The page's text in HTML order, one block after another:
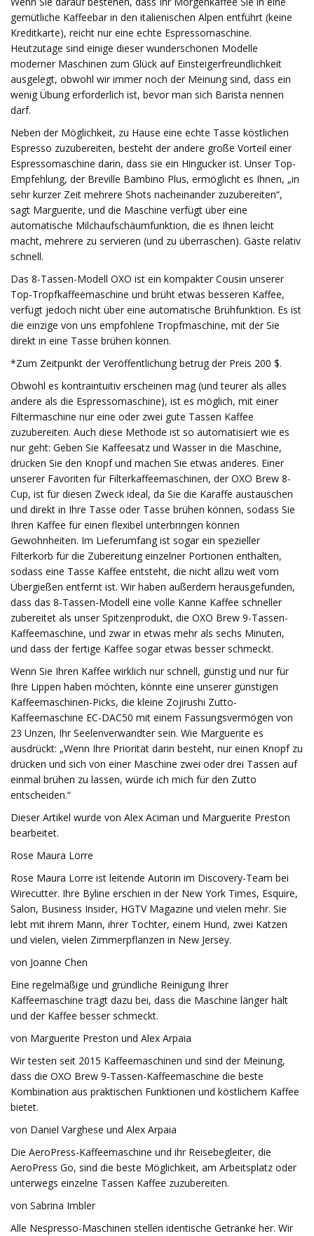
gemütliche Kaffeebar in den italienischen Alpen entführt (keine
Kreditkarte), reicht nur eine echte Espressomaschine.
Heutzutage sind einige dieser wunderschönen Modelle
moderner Maschinen zum Glück auf Einsteigerfreundlichkeit
ausgelegt, obwohl wir immer noch der Meinung sind, dass ein
wenig Übung erforderlich ist, bevor man sich Barista nennen
darf.
Neben der Möglichkeit, zu Hause eine echte Tasse köstlichen
Espresso zuzubereiten, besteht der andere große Vorteil einer
Espressomaschine darin, dass sie ein Hingucker ist. Unser Top-
Empfehlung, der Breville Bambino Plus, ermöglicht es Ihnen, „in
sehr kurzer Zeit mehrere Shots nacheinander zuzubereiten“,
sagt Marguerite, und die Maschine verfügt über eine
automatische Milchaufschäumfunktion, die es Ihnen leicht
macht, mehrere zu servieren (und zu überraschen). Gäste relativ
schnell.
Das 8-Tassen-Modell OXO ist ein kompakter Cousin unserer
Top-Tropfkaffeemaschine und brüht etwas besseren Kaffee,
verfügt jedoch nicht über eine automatische Brühfunktion. Es ist
die einzige von uns empfohlene Tropfmaschine, mit der Sie
direkt in eine Tasse brühen können.
*Zum Zeitpunkt der Veröffentlichung betrug der Preis 200 $.
Obwohl es kontraintuitiv erscheinen mag (und teurer als alles
andere als die Espressomaschine), ist es möglich, mit einer
Filtermaschine nur eine oder zwei gute Tassen Kaffee
zuzubereiten. Auch diese Methode ist so automatisiert wie es
nur geht: Geben Sie Kaffeesatz und Wasser in die Maschine,
drücken Sie den Knopf und machen Sie etwas anderes. Einer
unserer Favoriten für Filterkaffeemaschinen, der OXO Brew 8-
Cup, ist für diesen Zweck ideal, da Sie die Karaffe austauschen
und direkt in Ihre Tasse oder Tasse brühen können, sodass Sie
Ihren Kaffee für einen flexibel unterbringen können
Gewohnheiten. Im Lieferumfang ist sogar ein spezieller
Filterkorb für die Zubereitung einzelner Portionen enthalten,
sodass eine Tasse Kaffee entsteht, die nicht allzu weit vom
Übergießen entfernt ist. Wir haben außerdem herausgefunden,
dass das 8-Tassen-Modell eine volle Kanne Kaffee schneller
zubereitet als unser Spitzenprodukt, die OXO Brew 9-Tassen-
Kaffeemaschine, und zwar in etwas mehr als sechs Minuten,
und dass der fertige Kaffee sogar etwas besser schmeckt.
Wenn Sie Ihren Kaffee wirklich nur schnell, günstig und nur für
Ihre Lippen haben möchten, könnte eine unserer günstigen
Kaffeemaschinen-Picks, die kleine Zojirushi Zutto-
Kaffeemaschine EC-DAC50 mit einem Fassungsvermögen von
23 Unzen, Ihr Seelenverwandter sein. Wie Marguerite es
ausdrückt: „Wenn Ihre Priorität darin besteht, nur einen Knopf zu
drücken und sich von einer Maschine zwei oder drei Tassen auf
einmal brühen zu lassen, würde ich mich für den Zutto
entscheiden.“
Dieser Artikel wurde von Alex Aciman und Marguerite Preston
bearbeitet.
Rose Maura Lorre
Rose Maura Lorre ist leitende Autorin im Discovery-Team bei
Wirecutter. Ihre Byline erschien in der New York Times, Esquire,
Salon, Business Insider, HGTV Magazine und vielen mehr. Sie
lebt mit ihrem Mann, ihrer Tochter, einem Hund, zwei Katzen
und vielen, vielen Zimmerpflanzen in New Jersey.
von Joanne Chen
Eine regelmäßige und gründliche Reinigung Ihrer
Kaffeemaschine trägt dazu bei, dass die Maschine länger hält
und der Kaffee besser schmeckt.
von Marguerite Preston und Alex Arpaia
Wir testen seit 2015 Kaffeemaschinen und sind der Meinung,
dass die OXO Brew 9-Tassen-Kaffeemaschine die beste
Kombination aus praktischen Funktionen und köstlichem Kaffee
bietet.
von Daniel Varghese und Alex Arpaia
Die AeroPress-Kaffeemaschine und ihr Reisebegleiter, die
AeroPress Go, sind die beste Möglichkeit, am Arbeitsplatz oder
unterwegs einzelne Tassen Kaffee zuzubereiten.
von Sabrina Imbler
Alle Nespresso-Maschinen stellen identische Getränke her. Wir